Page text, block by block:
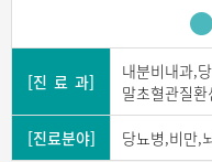
[진 료 과]
내분비내과,
말초혈관질
[진료분야] 당뇨병,비만,